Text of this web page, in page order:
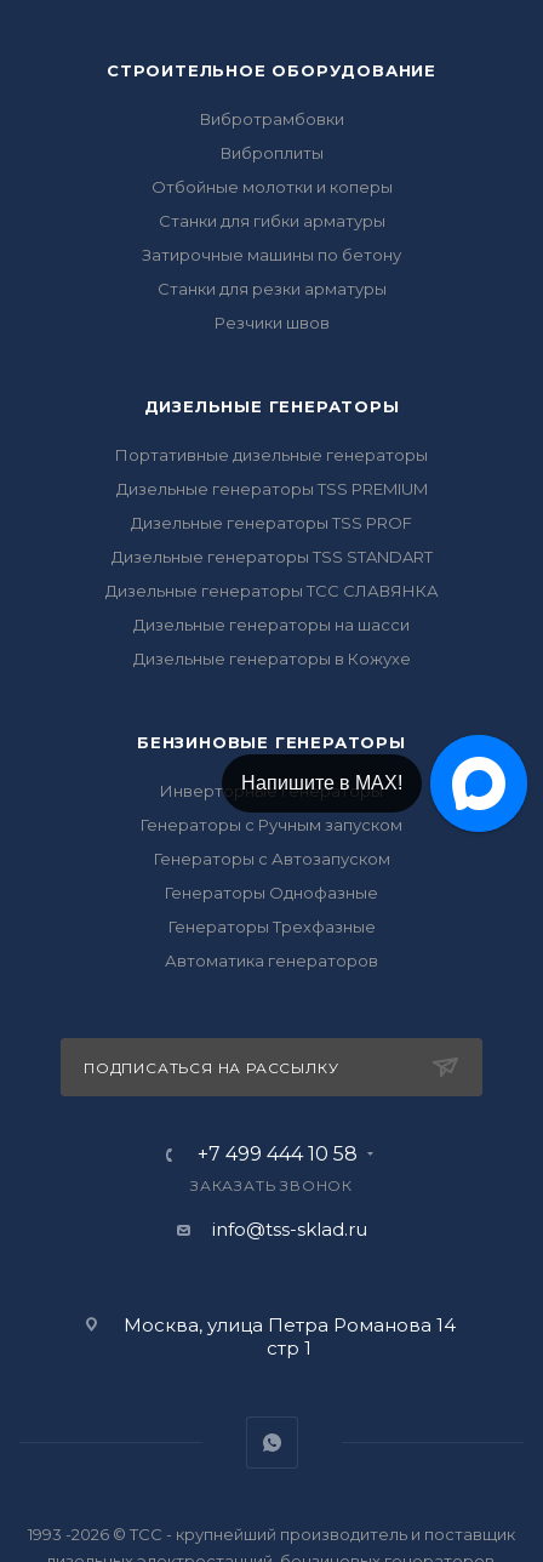
СТРОИТЕЛЬНОЕ ОБОРУДОВАНИЕ
Вибротрамбовки
Виброплиты
Отбойные молотки и коперы
Станки для гибки арматуры
Затирочные машины по бетону
Станки для резки арматуры
Резчики швов
ДИЗЕЛЬНЫЕ ГЕНЕРАТОРЫ
Портативные дизельные генераторы
Дизельные генераторы TSS PREMIUM
Дизельные генераторы TSS PROF
Дизельные генераторы TSS STANDART
Дизельные генераторы ТСС СЛАВЯНКА
Дизельные генераторы на шасси
Дизельные генераторы в Кожухе
БЕНЗИНОВЫЕ ГЕНЕРАТОРЫ
Инверторные генераторы
Генераторы с Ручным запуском
Генераторы с Автозапуском
Генераторы Однофазные
Генераторы Трехфазные
Автоматика генераторов
ПОДПИСАТЬСЯ НА РАССЫЛКУ
+7 499 444 10 58
ЗАКАЗАТЬ ЗВОНОК
info@tss-sklad.ru
Москва, улица Петра Романова 14
стр 1
1993 -2026 © ТСС - крупнейший производитель и поставщик
Напишите в МАХ!